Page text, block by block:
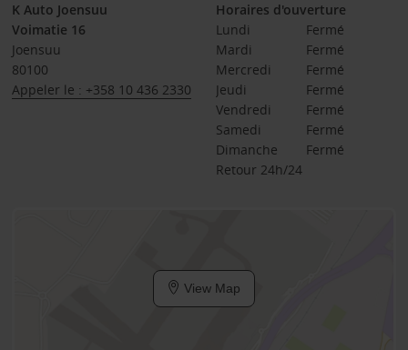
K Auto Joensuu
Voimatie 16
Joensuu
80100
Appeler le : +358 10 436 2330
Horaires d'ouverture
Lundi
Fermé
Mardi
Fermé
Mercredi
Fermé
Jeudi
Fermé
Vendredi
Fermé
Samedi
Fermé
Dimanche
Fermé
Retour 24h/24
View Map